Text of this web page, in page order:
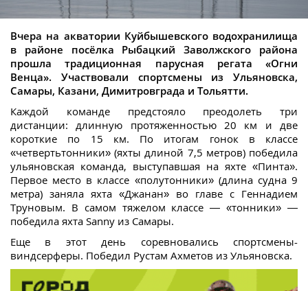
Вчера на акватории Куйбышевского водохранилища
в районе посёлка Рыбацкий Заволжского района
прошла традиционная парусная регата «Огни
Венца». Участвовали спортсмены из Ульяновска,
Самары, Казани, Димитровграда и Тольятти.
Каждой команде предстояло преодолеть три
дистанции: длинную протяженностью 20 км и две
короткие по 15 км. По итогам гонок в классе
«четвертьтонники» (яхты длиной 7,5 метров) победила
ульяновская команда, выступавшая на яхте «Пинта».
Первое место в классе «полутонники» (длина судна 9
метра) заняла яхта «Джанан» во главе с Геннадием
Труновым. В самом тяжелом классе — «тонники» —
победила яхта Sanny из Самары.
Еще в этот день соревновались спортсмены-
виндсерферы. Победил Рустам Ахметов из Ульяновска.